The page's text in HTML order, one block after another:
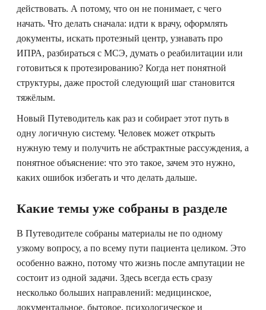
действовать. А потому, что он не понимает, с чего
начать. Что делать сначала: идти к врачу, оформлять
документы, искать протезный центр, узнавать про
ИПРА, разбираться с МСЭ, думать о реабилитации или
готовиться к протезированию? Когда нет понятной
структуры, даже простой следующий шаг становится
тяжёлым.
Новый Путеводитель как раз и собирает этот путь в
одну логичную систему. Человек может открыть
нужную тему и получить не абстрактные рассуждения, а
понятное объяснение: что это такое, зачем это нужно,
каких ошибок избегать и что делать дальше.
Какие темы уже собраны в разделе
В Путеводителе собраны материалы не по одному
узкому вопросу, а по всему пути пациента целиком. Это
особенно важно, потому что жизнь после ампутации не
состоит из одной задачи. Здесь всегда есть сразу
несколько больших направлений: медицинское,
документальное, бытовое, психологическое и